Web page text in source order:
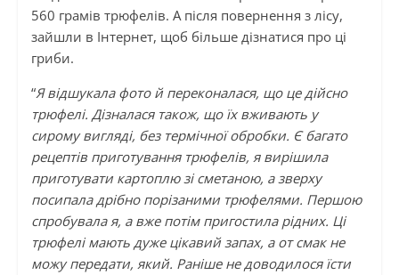
560 грамів трюфелів. А після повернення з лісу,
зайшли в Інтернет, щоб більше дізнатися про ці
гриби.
“Я відшукала фото й переконалася, що це дійсно
трюфелі. Дізналася також, що їх вживають у
сирому вигляді, без термічної обробки. Є багато
рецептів приготування трюфелів, я вирішила
приготувати картоплю зі сметаною, а зверху
посипала дрібно порізаними трюфелями. Першою
спробувала я, а вже потім пригостила рідних. Ці
трюфелі мають дуже цікавий запах, а от смак не
можу передати, який. Раніше не доводилося їсти